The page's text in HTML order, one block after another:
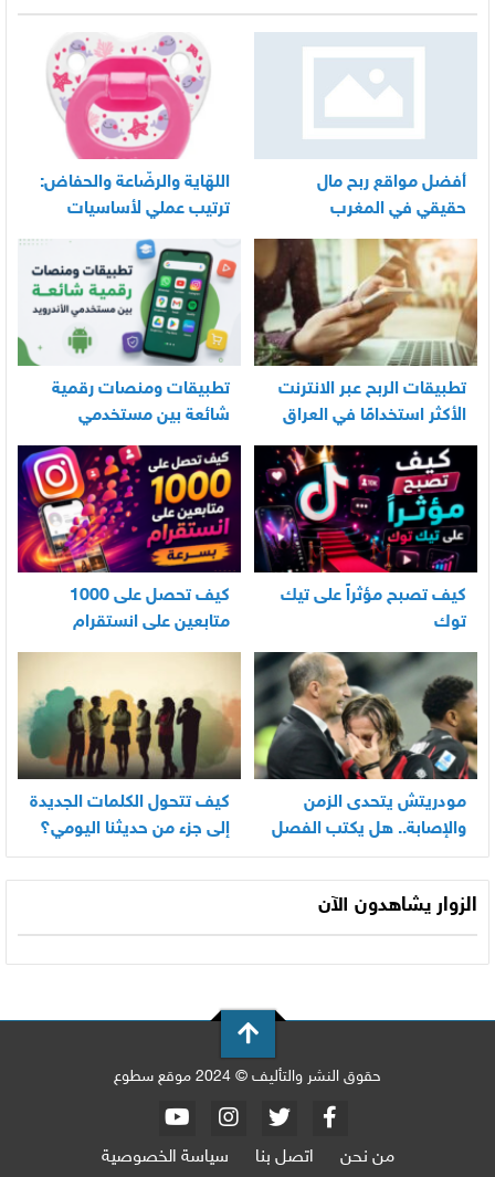
أفضل مواقع ربح مال
حقيقي في المغرب
اللهّاية والرضّاعة والحفاض:
ترتيب عملي لأساسيات
العناية اليومية بالرضيع
تطبيقات الربح عبر الانترنت
الأكثر استخدامًا في العراق
تطبيقات ومنصات رقمية
شائعة بين مستخدمي
الأندرويد
كيف تصبح مؤثراً على تيك
توك
كيف تحصل على 1000
متابعين على انستقرام
بسرعة
مودريتش يتحدى الزمن
والإصابة.. هل يكتب الفصل
الأخير في أسطورته
المونديالية؟
كيف تتحول الكلمات الجديدة
إلى جزء من حديثنا اليومي؟
الزوار يشاهدون الآن
حقوق النشر والتأليف © 2024 موقع سطوع
من نحن اتصل بنا سياسة الخصوصية